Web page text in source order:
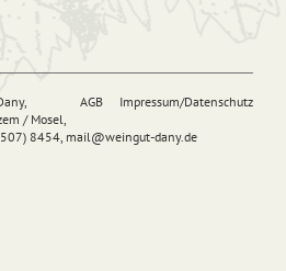
AGB Impressum/Datenschutz
/ Mosel,
8454, mail@weingut-dany.de